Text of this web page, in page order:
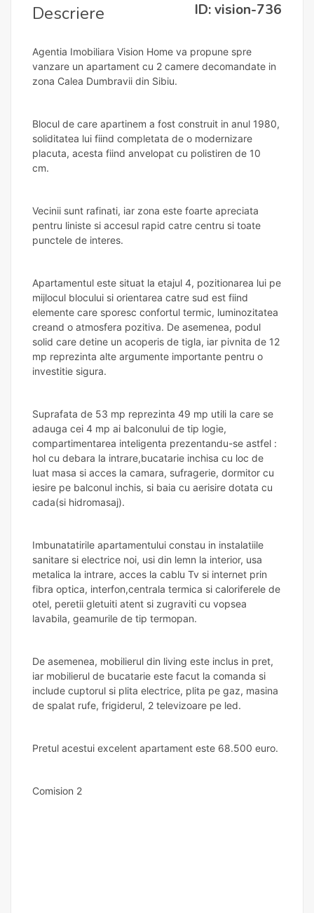
Descriere ID: vision-736
Agentia Imobiliara Vision Home va propune spre
vanzare un apartament cu 2 camere decomandate in
zona Calea Dumbravii din Sibiu.
Blocul de care apartinem a fost construit in anul 1980,
soliditatea lui fiind completata de o modernizare
placuta, acesta fiind anvelopat cu polistiren de 10
cm.
Vecinii sunt rafinati, iar zona este foarte apreciata
pentru liniste si accesul rapid catre centru si toate
punctele de interes.
Apartamentul este situat la etajul 4, pozitionarea lui pe
mijlocul blocului si orientarea catre sud est fiind
elemente care sporesc confortul termic, luminozitatea
creand o atmosfera pozitiva. De asemenea, podul
solid care detine un acoperis de tigla, iar pivnita de 12
mp reprezinta alte argumente importante pentru o
investitie sigura.
Suprafata de 53 mp reprezinta 49 mp utili la care se
adauga cei 4 mp ai balconului de tip logie,
compartimentarea inteligenta prezentandu-se astfel :
hol cu debara la intrare,bucatarie inchisa cu loc de
luat masa si acces la camara, sufragerie, dormitor cu
iesire pe balconul inchis, si baia cu aerisire dotata cu
cada(si hidromasaj).
Imbunatatirile apartamentului constau in instalatiile
sanitare si electrice noi, usi din lemn la interior, usa
metalica la intrare, acces la cablu Tv si internet prin
fibra optica, interfon,centrala termica si caloriferele de
otel, peretii gletuiti atent si zugraviti cu vopsea
lavabila, geamurile de tip termopan.
De asemenea, mobilierul din living este inclus in pret,
iar mobilierul de bucatarie este facut la comanda si
include cuptorul si plita electrice, plita pe gaz, masina
de spalat rufe, frigiderul, 2 televizoare pe led.
Pretul acestui excelent apartament este 68.500 euro.
Comision 2